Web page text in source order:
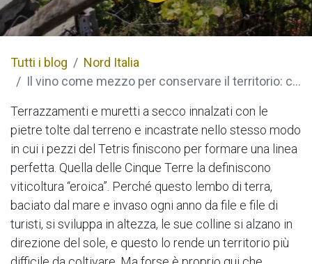
Tutti i blog
Nord Italia
Il vino come mezzo per conservare il territorio: cooperativa agricoltura cinque terre
Terrazzamenti e muretti a secco innalzati con le
pietre tolte dal terreno e incastrate nello stesso modo
in cui i pezzi del Tetris finiscono per formare una linea
perfetta. Quella delle Cinque Terre la definiscono
viticoltura “eroica”. Perché questo lembo di terra,
baciato dal mare e invaso ogni anno da file e file di
turisti, si sviluppa in altezza, le sue colline si alzano in
direzione del sole, e questo lo rende un territorio più